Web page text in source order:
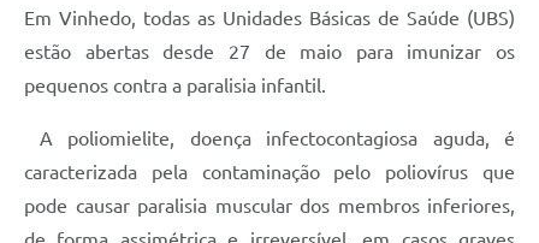
Arquivos para Download
Legislação
Links Úteis
Em Vinhedo, todas as Unidades Básicas de Saúde (UBS)
estão abertas desde 27 de maio para imunizar os
pequenos contra a paralisia infantil.
A poliomielite, doença infectocontagiosa aguda, é
caracterizada pela contaminação pelo poliovírus que
pode causar paralisia muscular dos membros inferiores,